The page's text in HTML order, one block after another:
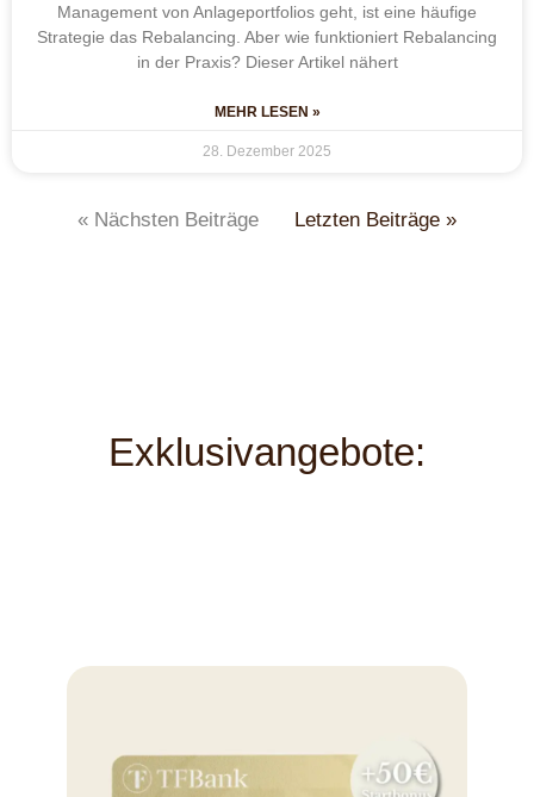
Management von Anlageportfolios geht, ist eine häufige
Strategie das Rebalancing. Aber wie funktioniert Rebalancing
in der Praxis? Dieser Artikel nähert
MEHR LESEN »
28. Dezember 2025
« Nächsten Beiträge Letzten Beiträge »
Exklusivangebote: